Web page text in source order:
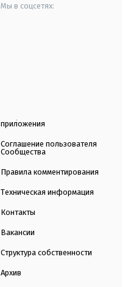
Мы в соцсетях:
приложения
Соглашение пользователя
Сообщества
Правила комментирования
Техническая информация
Контакты
Вакансии
Структура собственности
Архив